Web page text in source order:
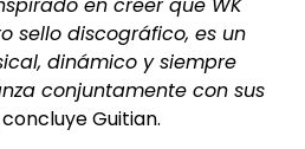
sello discográfico, es un
dinámico y siempre
conjuntamente con sus
concluye Guitian.